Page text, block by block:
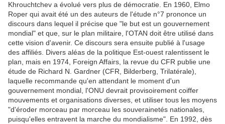
Khrouchtchev a évolué vers plus de démocratie. En 1960, Elmo
Roper qui avait été un des auteurs de l'étude n°7 prononce un
discours dans lequel il précise que "le but est un gouvernement
mondial" et que, sur le plan militaire, l'OTAN doit être utilisé dans
cette vision d'avenir. Ce discours sera ensuite publié à l'usage
des affiliés. Divers aléas de la politique Est-ouest ralentissent le
plan, mais en 1974, Foreign Affairs, la revue du CFR publie une
étude de Richard N. Gardner (CFR, Bilderberg, Trilatérale),
laquelle recommande qu'en attendant le moment d'un
gouvernement mondial, l'ONU devrait provisoirement coiffer
mouvements et organisations diverses, et utiliser tous les moyens
"d'éroder morceau par morceau les souverainetés nationales,
puisqu'elles entravent la marche du mondialisme". En 1992, dès